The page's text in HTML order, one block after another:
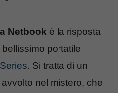
Netbook è la risposta
portatile
. Si tratta di un
nel mistero, che